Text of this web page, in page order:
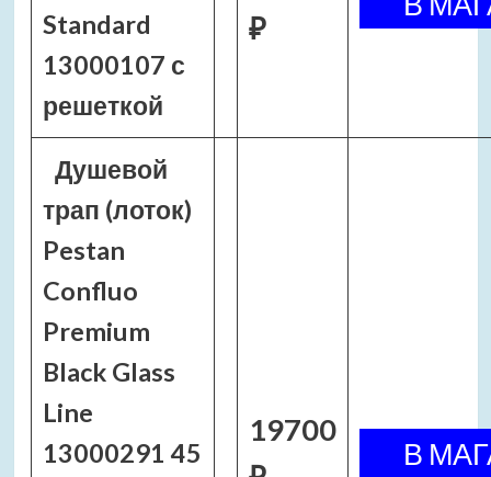
Standard
13000107 с
решеткой
₽
Душевой
трап (лоток)
Pestan
Confluo
Premium
Black Glass
Line
13000291 45
19700